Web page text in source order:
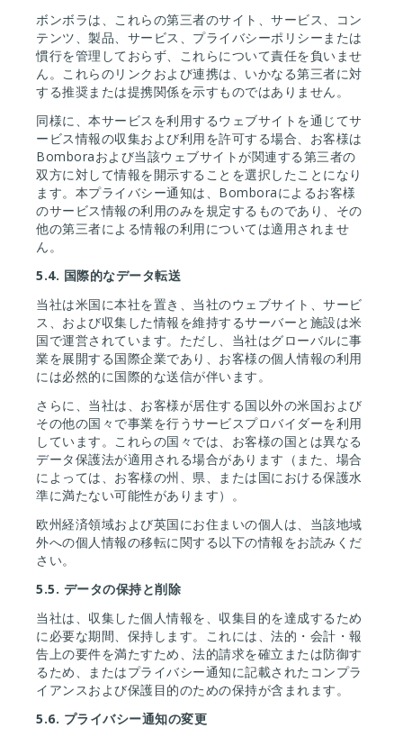
ボンボラは、これらの第三者のサイト、サービス、コン
テンツ、製品、サービス、プライバシーポリシーまたは
慣行を管理しておらず、これらについて責任を負いませ
ん。これらのリンクおよび連携は、いかなる第三者に対
する推奨または提携関係を示すものではありません。
同様に、本サービスを利用するウェブサイトを通じてサ
ービス情報の収集および利用を許可する場合、お客様は
Bomboraおよび当該ウェブサイトが関連する第三者の
双方に対して情報を開示することを選択したことになり
ます。本プライバシー通知は、Bomboraによるお客様
のサービス情報の利用のみを規定するものであり、その
他の第三者による情報の利用については適用されませ
ん。
5.4. 国際的なデータ転送
当社は米国に本社を置き、当社のウェブサイト、サービ
ス、および収集した情報を維持するサーバーと施設は米
国で運営されています。ただし、当社はグローバルに事
業を展開する国際企業であり、お客様の個人情報の利用
には必然的に国際的な送信が伴います。
さらに、当社は、お客様が居住する国以外の米国および
その他の国々で事業を行うサービスプロバイダーを利用
しています。これらの国々では、お客様の国とは異なる
データ保護法が適用される場合があります（また、場合
によっては、お客様の州、県、または国における保護水
準に満たない可能性があります）。
欧州経済領域および英国にお住まいの個人は、当該地域
外への個人情報の移転に関する以下の情報をお読みくだ
さい。
5.5. データの保持と削除
当社は、収集した個人情報を、収集目的を達成するため
に必要な期間、保持します。これには、法的・会計・報
告上の要件を満たすため、法的請求を確立または防御す
るため、またはプライバシー通知に記載されたコンプラ
イアンスおよび保護目的のための保持が含まれます。
5.6. プライバシー通知の変更